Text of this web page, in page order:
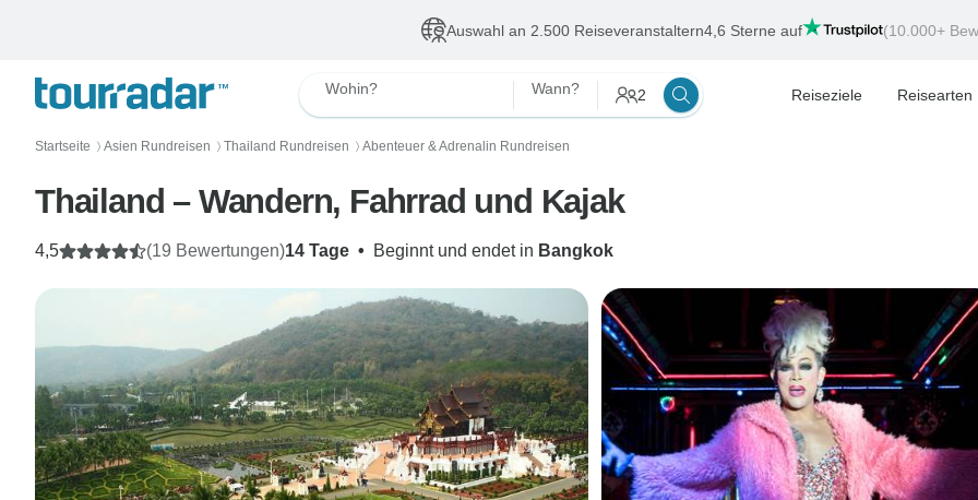
Auswahl an 2.500 Reiseveranstaltern4,6 Sterne auf (10.000+
Wohin? Wann? 2 Reiseziele Reisearten
Startseite 〉 Asien Rundreisen 〉 Thailand Rundreisen 〉 Abenteuer & Adrenalin Rundreisen
Thailand – Wandern, Fahrrad und Kajak
14 Tage • Beginnt und endet in Bangkok
4,5 (19 Bewertungen)